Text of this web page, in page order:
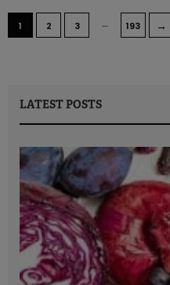
1 2 3 … 193 →
LATEST POSTS